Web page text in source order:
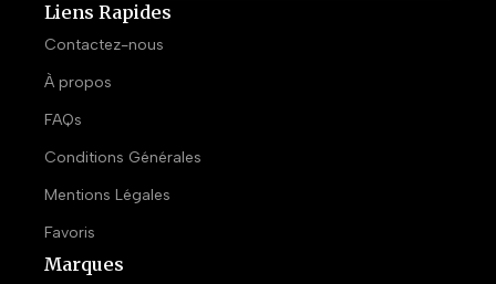
Liens Rapides
Contactez-nous
À propos
FAQs
Conditions Générales
Mentions Légales
Favoris
Marques